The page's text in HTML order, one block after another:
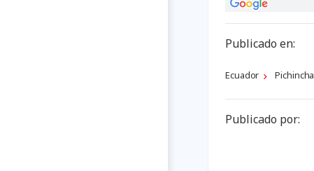
Publicado en:
Ecuador Pichincha
Publicado por: